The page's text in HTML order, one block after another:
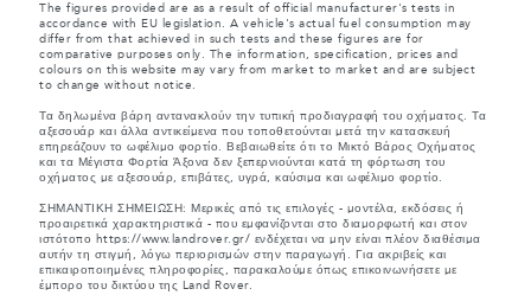
The figures provided are as a result of official manufacturer's tests in
accordance with EU legislation. A vehicle's actual fuel consumption may
differ from that achieved in such tests and these figures are for
comparative purposes only. The information, specification, prices and
colours on this website may vary from market to market and are subject
to change without notice.
Τα δηλωμένα βάρη αντανακλούν την τυπική προδιαγραφή του οχήματος. Τα
αξεσουάρ και άλλα αντικείμενα που τοποθετούνται μετά την κατασκευή
επηρεάζουν το ωφέλιμο φορτίο. Βεβαιωθείτε ότι το Μικτό Βάρος Οχήματος
και τα Μέγιστα Φορτία Άξονα δεν ξεπερνιούνται κατά τη φόρτωση του
οχήματος με αξεσουάρ, επιβάτες, υγρά, καύσιμα και ωφέλιμο φορτίο.
ΣΗΜΑΝΤΙΚΗ ΣΗΜΕΙΩΣΗ: Μερικές από τις επιλογές - μοντέλα, εκδόσεις ή
προαιρετικά χαρακτηριστικά - που εμφανίζονται στο διαμορφωτή και στον
ιστότοπο https://www.landrover.gr/ ενδέχεται να μην είναι πλέον διαθέσιμα
αυτήν τη στιγμή, λόγω περιορισμών στην παραγωγή. Για ακριβείς και
επικαιροποιημένες πληροφορίες, παρακαλούμε όπως επικοινωνήσετε με
έμπορο του δικτύου της Land Rover.